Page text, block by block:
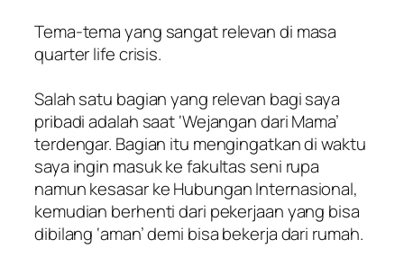
Tema-tema yang sangat relevan di masa
quarter life crisis.
Salah satu bagian yang relevan bagi saya
pribadi adalah saat ‘Wejangan dari Mama’
terdengar. Bagian itu mengingatkan di waktu
saya ingin masuk ke fakultas seni rupa
namun kesasar ke Hubungan Internasional,
kemudian berhenti dari pekerjaan yang bisa
dibilang ‘aman’ demi bisa bekerja dari rumah.